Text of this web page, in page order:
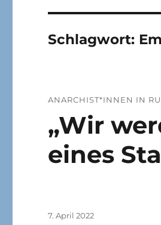
Schlagwort:
ANARCHIST*INNEN IN
„Wir
eines
Veröffentlicht
7. April 2022